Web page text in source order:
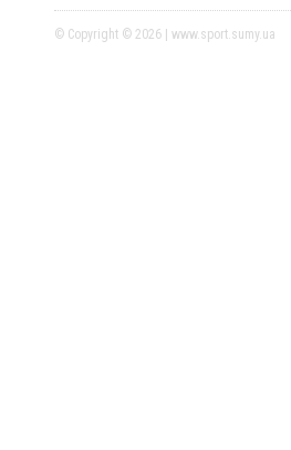
© Copyright © 2026 | www.sport.sumy.ua